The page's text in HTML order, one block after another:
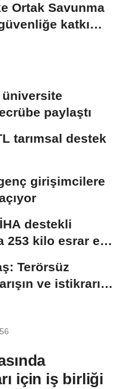
Ortak Savunma
katkı
üniversite
paylaştı
tarımsal destek
girişimcilere
destekli
253 kilo esrar ele
Terörsüz
ve istikrarın
için iş birliği